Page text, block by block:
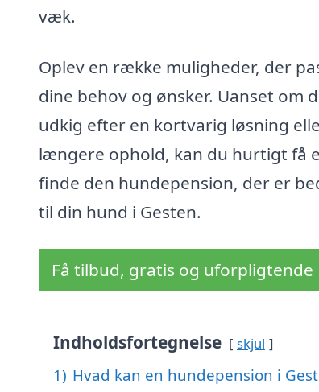
væk.
Oplev en række muligheder, der
dine behov og ønsker. Uanset om
udkig efter en kortvarig løsning
længere ophold, kan du hurtigt få
finde den hundepension, der er
til din hund i Gesten.
Få tilbud, gratis og uforpligtende
Indholdsfortegnelse skjul
1) Hvad kan en hundepension i